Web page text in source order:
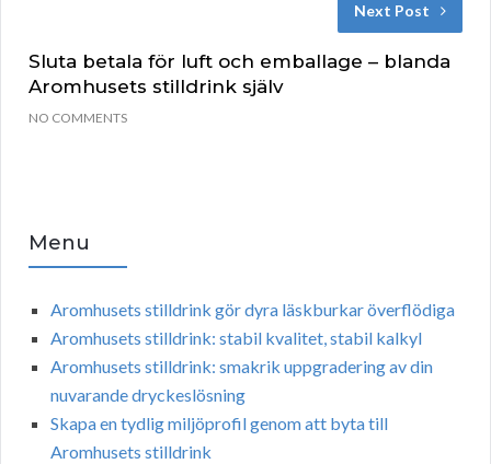
Next Post
Sluta betala för luft och emballage – blanda
Aromhusets stilldrink själv
NO COMMENTS
Menu
Aromhusets stilldrink gör dyra läskburkar överflödiga
Aromhusets stilldrink: stabil kvalitet, stabil kalkyl
Aromhusets stilldrink: smakrik uppgradering av din
nuvarande dryckeslösning
Skapa en tydlig miljöprofil genom att byta till
Aromhusets stilldrink